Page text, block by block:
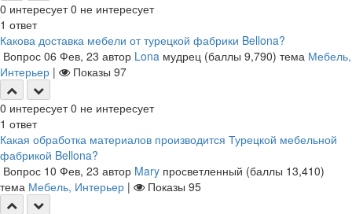
0 интересует 0 не интересует
1 ответ
Какова доставка мебели от турецкой фабрики Bellona?
Вопрос 06 Фев, 23 автор Lona мудрец (баллы 9,790) тема Мебель,
Интерьер | Показы 97
0 интересует 0 не интересует
1 ответ
Какая обработка материалов производится Турецкой мебельной
фабрикой Bellona?
Вопрос 10 Фев, 23 автор Mary просветленный (баллы 13,410)
тема Мебель, Интерьер | Показы 95